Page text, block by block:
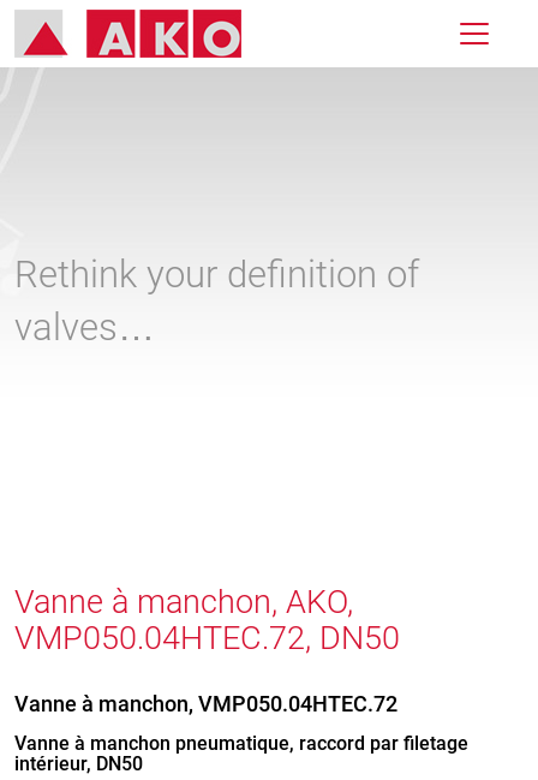
Rethink your definition of
valves…
Vanne à manchon, AKO,
VMP050.04HTEC.72, DN50
Vanne à manchon, VMP050.04HTEC.72
Vanne à manchon pneumatique, raccord par filetage
intérieur, DN50